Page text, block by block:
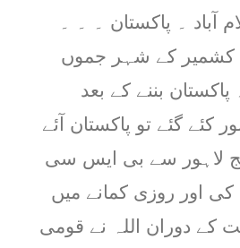
آباد ۔ پاکستان ۔ ۔ ۔
کشمیر کے شہر جموں
پاکستان بننے کے بعد
کئے گئے تو پاکستان آئے
لاہور سے بی ایس سی
کی اور روزی کمانے میں
کے دوران اللہ نے قومی